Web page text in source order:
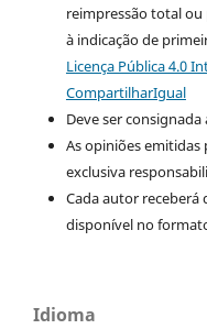
reimpressão total
à indicação de
Licença Pública 4.0
CompartilharIgual
Deve ser
As opiniões emitidas
exclusiva
Cada autor receberá
disponível no
Idioma